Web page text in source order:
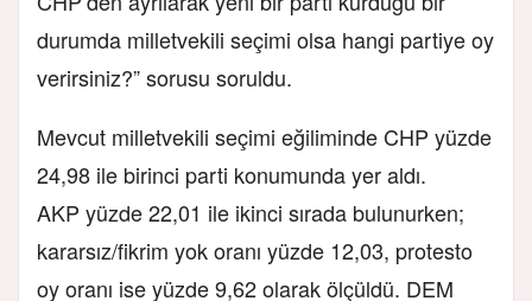
durumda milletvekili seçimi olsa hangi partiye oy
verirsiniz?” sorusu soruldu.
Mevcut milletvekili seçimi eğiliminde CHP yüzde
24,98 ile birinci parti konumunda yer aldı.
AKP yüzde 22,01 ile ikinci sırada bulunurken;
kararsız/fikrim yok oranı yüzde 12,03, protesto
oy oranı ise yüzde 9,62 olarak ölçüldü. DEM